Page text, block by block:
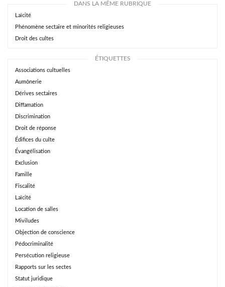
DANS LA MÊME RUBRIQUE
Laïcité
Phénomène sectaire et minorités religieuses
Droit des cultes
ÉTIQUETTES
Associations cultuelles
Aumônerie
Dérives sectaires
Diffamation
Discrimination
Droit de réponse
Édifices du culte
Évangélisation
Exclusion
Famille
Fiscalité
Laïcité
Location de salles
Miviludes
Objection de conscience
Pédocriminalité
Persécution religieuse
Rapports sur les sectes
Statut juridique